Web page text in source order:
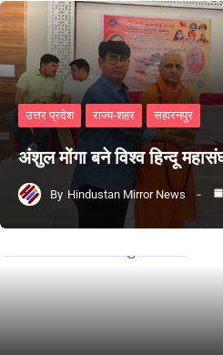
उत्तर प्रदेश राज्य-शहर सहारनपुर
अंशुल मोंगा बने विश्व हिन्दू
By Hindustan Mirror News